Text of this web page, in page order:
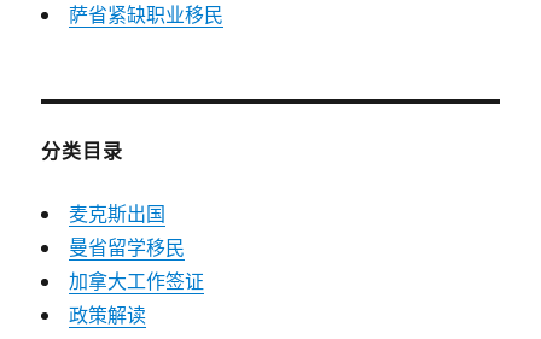
萨省紧缺职业移民
分类目录
麦克斯出国
曼省留学移民
加拿大工作签证
政策解读